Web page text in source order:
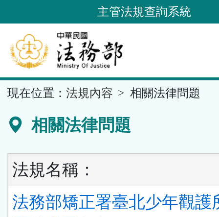
到
要
內
容
區
主管法規查詢系統
現在位置： 法規內容 相關法律問題
相關法律問題
法規名稱：
法務部矯正署臺北少年觀護